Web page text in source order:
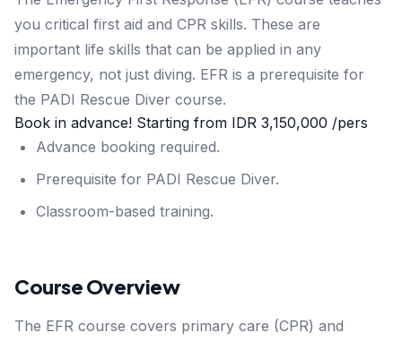
you critical first aid and CPR skills. These are
important life skills that can be applied in any
emergency, not just diving. EFR is a prerequisite for
the PADI Rescue Diver course.
Book in advance! Starting from IDR 3,150,000 /pers
Advance booking required.
Prerequisite for PADI Rescue Diver.
Classroom-based training.
Course Overview
The EFR course covers primary care (CPR) and